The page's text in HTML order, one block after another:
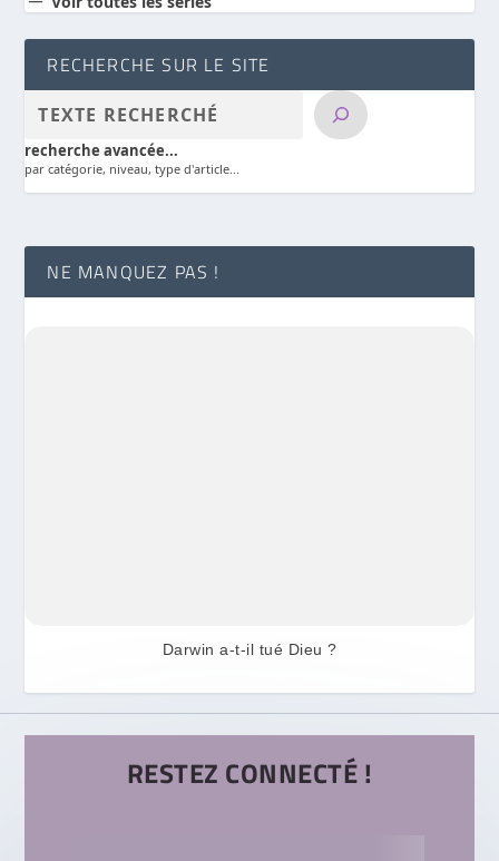
RECHERCHE SUR LE SITE
recherche avancée...
par catégorie, niveau, type d'article...
NE MANQUEZ PAS !
Darwin a-t-il tué Dieu ?
RESTEZ CONNECTÉ !